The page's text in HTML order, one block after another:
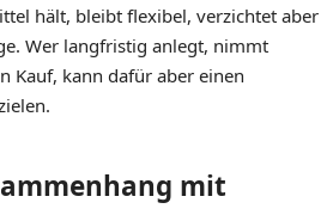
hält, bleibt flexibel, verzichtet aber
Wer langfristig anlegt, nimmt
Kauf, kann dafür aber einen
mit